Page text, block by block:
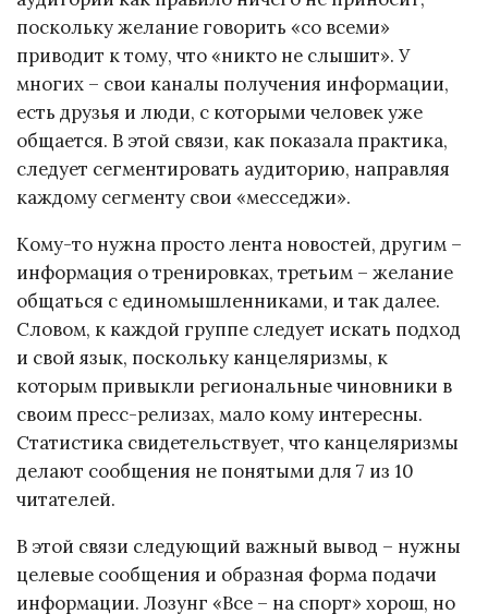
поскольку желание говорить «со всеми»
приводит к тому, что «никто не слышит». У
многих – свои каналы получения информации,
есть друзья и люди, с которыми человек уже
общается. В этой связи, как показала практика,
следует сегментировать аудиторию, направляя
каждому сегменту свои «месседжи».
Кому-то нужна просто лента новостей, другим –
информация о тренировках, третьим – желание
общаться с единомышленниками, и так далее.
Словом, к каждой группе следует искать подход
и свой язык, поскольку канцеляризмы, к
которым привыкли региональные чиновники в
своим пресс-релизах, мало кому интересны.
Статистика свидетельствует, что канцеляризмы
делают сообщения не понятыми для 7 из 10
читателей.
В этой связи следующий важный вывод – нужны
целевые сообщения и образная форма подачи
информации. Лозунг «Все – на спорт» хорош, но